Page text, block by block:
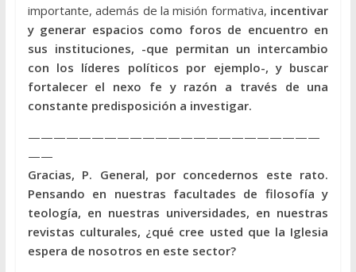
importante, además de la misión formativa, incentivar
y generar espacios como foros de encuentro en
sus instituciones, -que permitan un intercambio
con los líderes políticos por ejemplo-, y buscar
fortalecer el nexo fe y razón a través de una
constante predisposición a investigar.
———————————————————————
——
Gracias, P. General, por concedernos este rato.
Pensando en nuestras facultades de filosofía y
teología, en nuestras universidades, en nuestras
revistas culturales, ¿qué cree usted que la Iglesia
espera de nosotros en este sector?